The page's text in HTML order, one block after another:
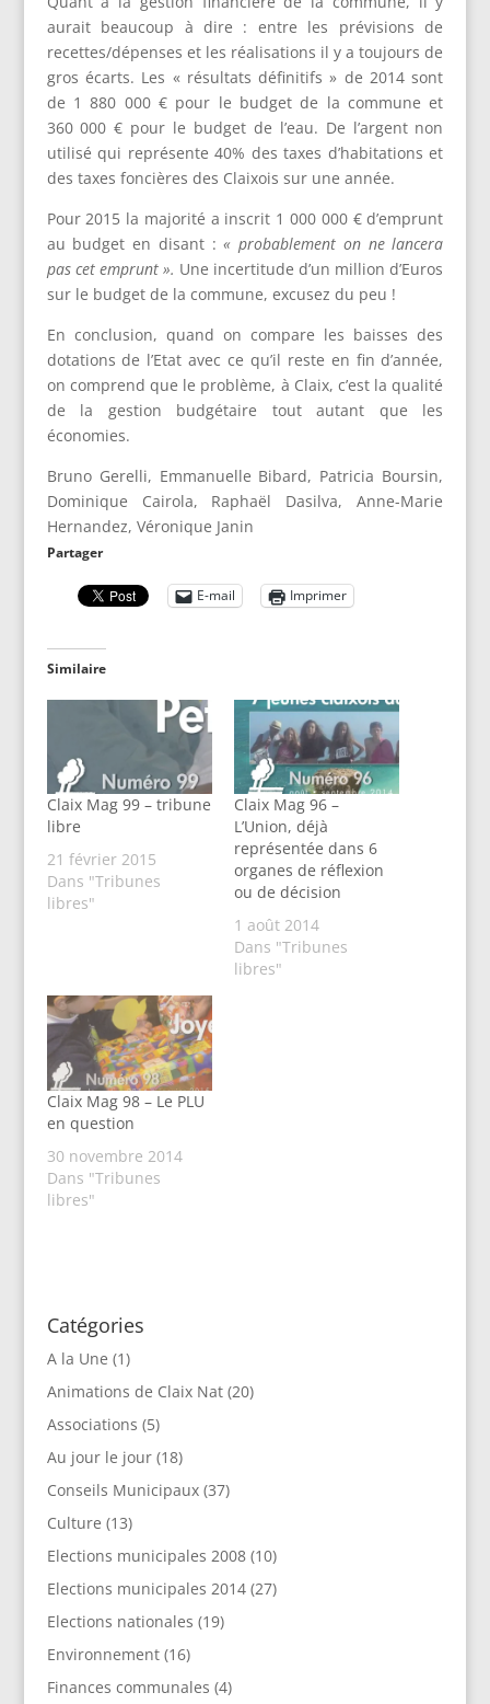
aurait beaucoup à dire : entre les prévisions de
recettes/dépenses et les réalisations il y a toujours de
gros écarts. Les « résultats définitifs » de 2014 sont
de 1 880 000 € pour le budget de la commune et
360 000 € pour le budget de l’eau. De l’argent non
utilisé qui représente 40% des taxes d’habitations et
des taxes foncières des Claixois sur une année.
Pour 2015 la majorité a inscrit 1 000 000 € d’emprunt
au budget en disant :« probablement on ne lancera
pas cet emprunt ». Une incertitude d’un million d’Euros
sur le budget de la commune, excusez du peu !
En conclusion, quand on compare les baisses des
dotations de l’Etat avec ce qu’il reste en fin d’année,
on comprend que le problème, à Claix, c’est la qualité
de la gestion budgétaire tout autant que les
économies.
Bruno Gerelli, Emmanuelle Bibard, Patricia Boursin,
Dominique Cairola, Raphaël Dasilva, Anne-Marie
Hernandez, Véronique Janin
Partager
E-mail Imprimer
Similaire
Claix Mag 99 – tribune
libre
21 février 2015
Dans "Tribunes
libres"
Claix Mag 96 –
L’Union, déjà
représentée dans 6
organes de réflexion
ou de décision
1 août 2014
Dans "Tribunes
libres"
Claix Mag 98 – Le PLU
en question
30 novembre 2014
Dans "Tribunes
libres"
Catégories
A la Une (1)
Animations de Claix Nat(20)
Associations (5)
Au jour le jour(18)
Conseils Municipaux(37)
Culture (13)
Elections municipales 2008(10)
Elections municipales 2014(27)
Elections nationales (19)
Environnement(16)
Finances communales (4)